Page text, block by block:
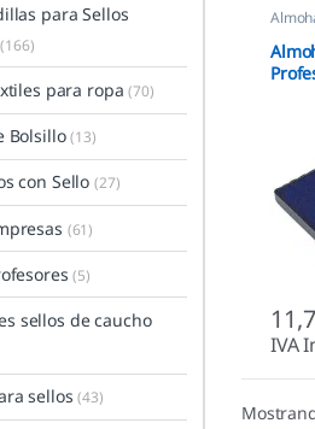
Trodat
IVA
para Sellos
(166)
para ropa(70)
Bolsillo(13)
con Sello(27)
(61)
(5)
sellos de caucho
sellos(43)